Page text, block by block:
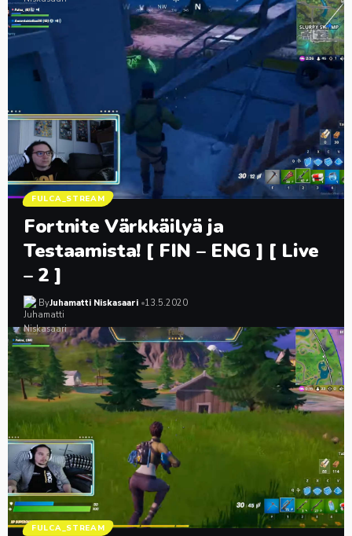
FULCA_STREAM
Fortnite Värkkäilyä ja
Testaamista! [ FIN – ENG ] [ Live
– 2 ]
ByJuhamatti Niskasaari 13.5.2020
FULCA_STREAM